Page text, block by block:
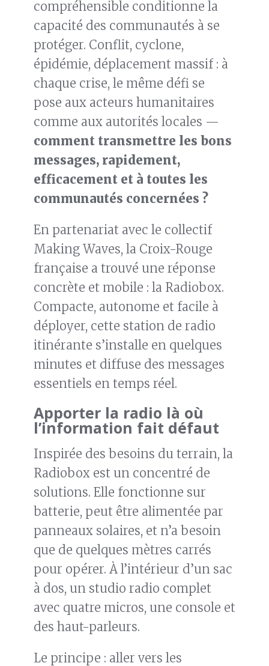
compréhensible conditionne la
capacité des communautés à se
protéger. Conflit, cyclone,
épidémie, déplacement massif : à
chaque crise, le même défi se
pose aux acteurs humanitaires
comme aux autorités locales —
comment transmettre les bons
messages, rapidement,
efficacement et à toutes les
communautés concernées ?
En partenariat avec le collectif
Making Waves, la Croix-Rouge
française a trouvé une réponse
concrète et mobile : la Radiobox.
Compacte, autonome et facile à
déployer, cette station de radio
itinérante s’installe en quelques
minutes et diffuse des messages
essentiels en temps réel.
Apporter la radio là où
l’information fait défaut
Inspirée des besoins du terrain, la
Radiobox est un concentré de
solutions. Elle fonctionne sur
batterie, peut être alimentée par
panneaux solaires, et n’a besoin
que de quelques mètres carrés
pour opérer. À l’intérieur d’un sac
à dos, un studio radio complet
avec quatre micros, une console et
des haut-parleurs.
Le principe : aller vers les